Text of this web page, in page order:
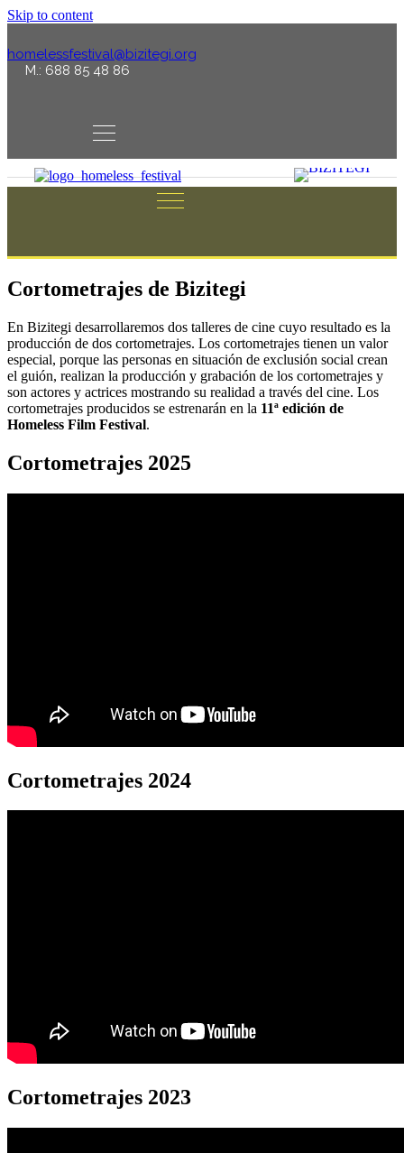
Skip to content
homelessfestival@bizitegi.org
M.: 688 85 48 86
Cortometrajes de Bizitegi
En Bizitegi desarrollaremos dos talleres de cine cuyo resultado es la
producción de dos cortometrajes. Los cortometrajes tienen un valor
especial, porque las personas en situación de exclusión social crean
el guión, realizan la producción y grabación de los cortometrajes y
son actores y actrices mostrando su realidad a través del cine. Los
cortometrajes producidos se estrenarán en la 11ª edición de
Homeless Film Festival.
Cortometrajes 2025
Cortometrajes 2024
Cortometrajes 2023